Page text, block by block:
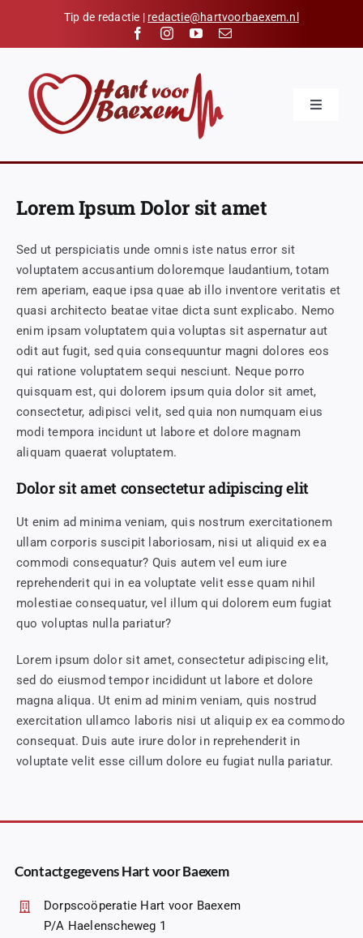
content
Tip de redactie | redactie@hartvoorbaexem.nl
Toggle
Kalender
Hart voor Baexem
Verenigingen
Organisaties
Contact
Lorem Ipsum Dolor sit amet
Sed ut perspiciatis unde omnis iste natus error sit
voluptatem accusantium doloremque laudantium, totam
rem aperiam, eaque ipsa quae ab illo inventore veritatis et
quasi architecto beatae vitae dicta sunt explicabo. Nemo
enim ipsam voluptatem quia voluptas sit aspernatur aut
odit aut fugit, sed quia consequuntur magni dolores eos
qui ratione voluptatem sequi nesciunt. Neque porro
quisquam est, qui dolorem ipsum quia dolor sit amet,
consectetur, adipisci velit, sed quia non numquam eius
modi tempora incidunt ut labore et dolore magnam
aliquam quaerat voluptatem.
Dolor sit amet consectetur adipiscing elit
Ut enim ad minima veniam, quis nostrum exercitationem
ullam corporis suscipit laboriosam, nisi ut aliquid ex ea
commodi consequatur? Quis autem vel eum iure
reprehenderit qui in ea voluptate velit esse quam nihil
molestiae consequatur, vel illum qui dolorem eum fugiat
quo voluptas nulla pariatur?
Lorem ipsum dolor sit amet, consectetur adipiscing elit,
sed do eiusmod tempor incididunt ut labore et dolore
magna aliqua. Ut enim ad minim veniam, quis nostrud
exercitation ullamco laboris nisi ut aliquip ex ea commodo
consequat. Duis aute irure dolor in reprehenderit in
voluptate velit esse cillum dolore eu fugiat nulla pariatur.
Contactgegevens Hart voor Baexem
Dorpscoöperatie Hart voor Baexem
P/A Haelenscheweg 1